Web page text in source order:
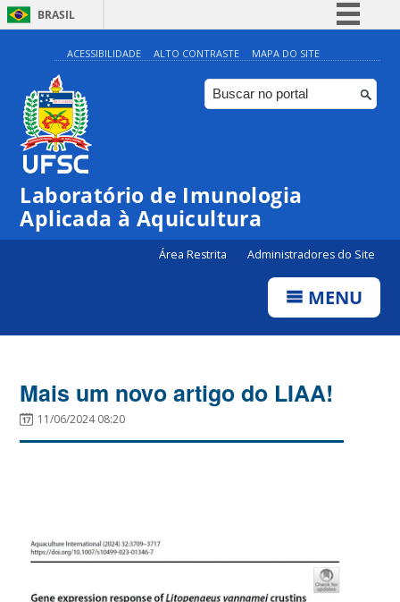
BRASIL
Simplifique!
Comunica BR
Participe
Canais
ACESSIBILIDADE ALTO CONTRASTE MAPA DO SITE
Laboratório de Imunologia
Aplicada à Aquicultura
Área Restrita Administradores do Site
MENU
Mais um novo artigo do LIAA!
11/06/2024 08:20